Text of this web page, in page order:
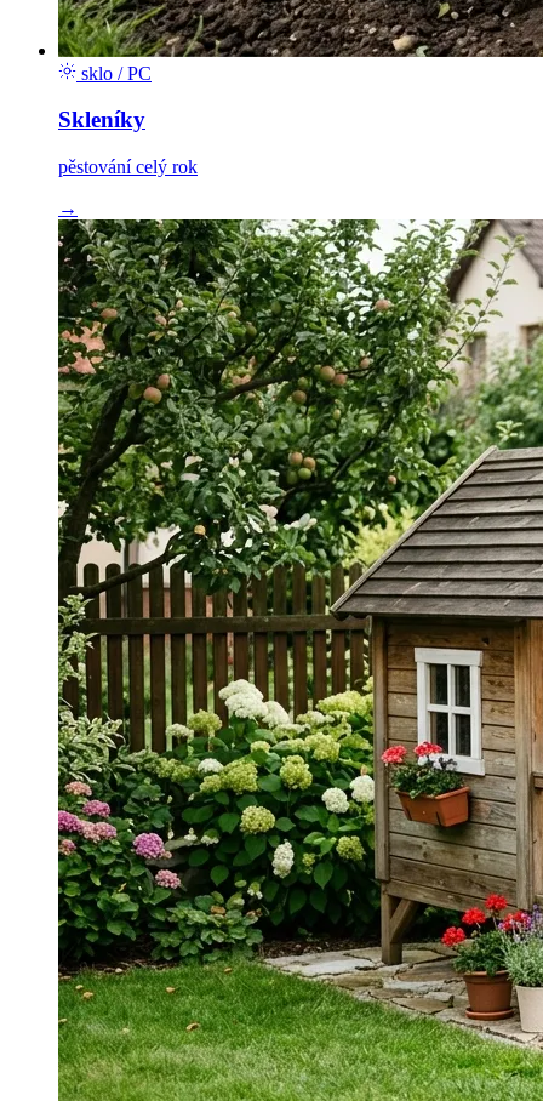
sklo / PC
Skleníky
pěstování celý rok
→